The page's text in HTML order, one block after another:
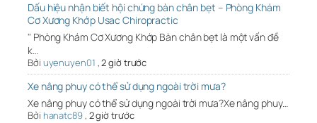
Dấu hiệu nhận biết hội chứng bàn chân bẹt – Phòng Khám
Cơ Xương Khớp Usac Chiropractic
" Phòng Khám Cơ Xương Khớp Bàn chân bẹt là một vấn đề
k…
Bởi uyenuyen01 ,2 giờ trước
Xe nâng phuy có thể sử dụng ngoài trời mưa?
Xe nâng phuy có thể sử dụng ngoài trời mưa?Xe nâng phuy…
Bởi hanatc89, 2 giờ trước